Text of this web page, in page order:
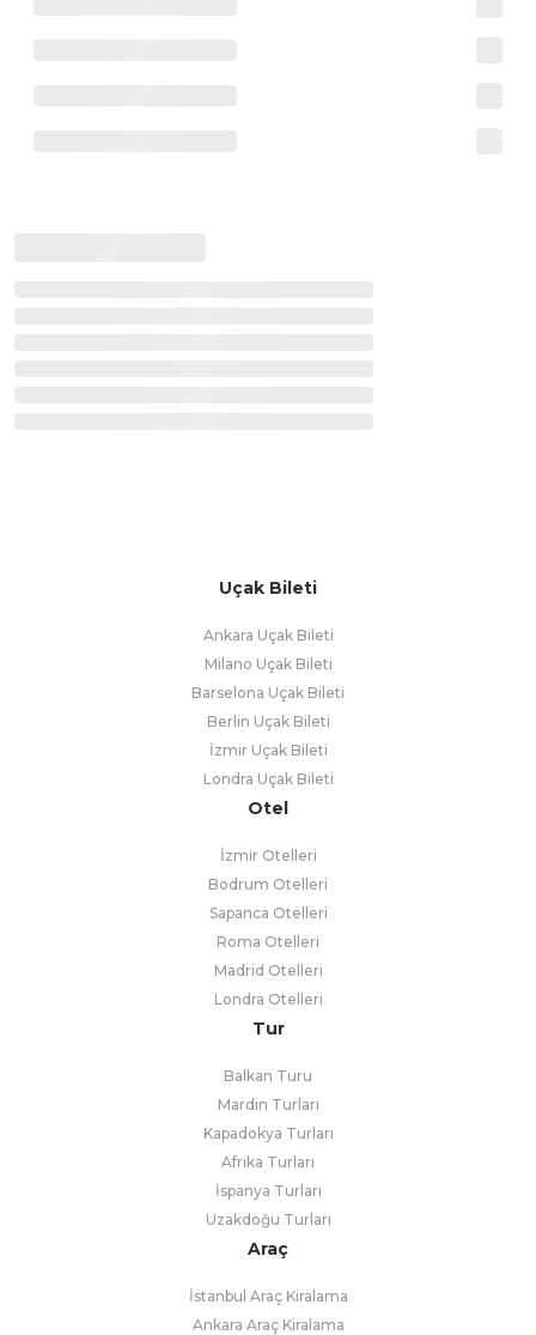
Uçak Bileti
Ankara Uçak Bileti
Milano Uçak Bileti
Barselona Uçak Bileti
Berlin Uçak Bileti
İzmir Uçak Bileti
Londra Uçak Bileti
Otel
İzmir Otelleri
Bodrum Otelleri
Sapanca Otelleri
Roma Otelleri
Madrid Otelleri
Londra Otelleri
Tur
Balkan Turu
Mardin Turları
Kapadokya Turları
Afrika Turları
İspanya Turları
Uzakdoğu Turları
Araç
İstanbul Araç Kiralama
Ankara Araç Kiralama